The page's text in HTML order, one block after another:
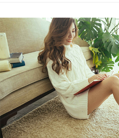
每筆NT$90，滿NT$999(含以上)免
宅配
每筆NT$90，滿NT$999(含以上)免